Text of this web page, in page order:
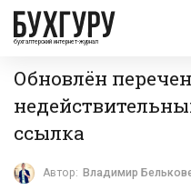
бухгалтерский интернет-журнал
Обновлён
ссылка
Автор: Владимир